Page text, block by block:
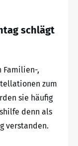
schlägt
Familien-,
zum
sie häufig
denn als
verstanden.